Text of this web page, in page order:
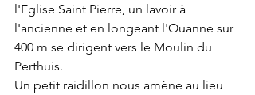
l'Eglise Saint Pierre, un lavoir à
l'ancienne et en longeant l'Ouanne sur
400 m se dirigent vers le Moulin du
Perthuis.
Un petit raidillon nous amène au lieu